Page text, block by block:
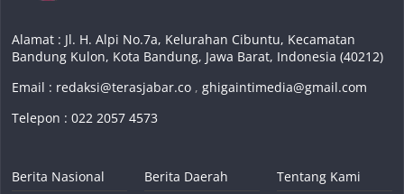
Alamat : Jl. H. Alpi No.7a, Kelurahan Cibuntu, Kecamatan
Bandung Kulon, Kota Bandung, Jawa Barat, Indonesia (40212)
Email : redaksi@terasjabar.co ,ghigaintimedia@gmail.com
Telepon : 022 2057 4573
Berita Nasional
Berita Daerah
Tentang Kami